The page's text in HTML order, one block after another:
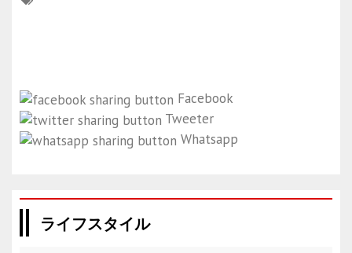
Facebook
Tweeter
Whatsapp
ライフスタイル